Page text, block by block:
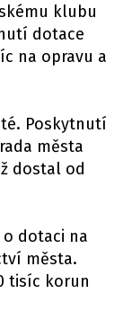
klubu
dotace
na opravu a
Poskytnutí
města
dostal od
o dotaci na
města.
tisíc korun